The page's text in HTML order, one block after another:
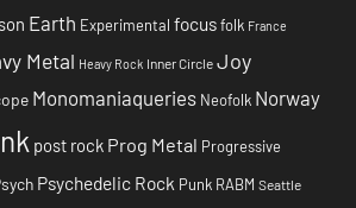
Earth Experimental focusfolk France
Metal Heavy Rock Inner Circle Joy
Monomaniaqueries Neofolk Norway
post rock Prog Metal Progressive
Psychedelic Rock Punk RABM Seattle